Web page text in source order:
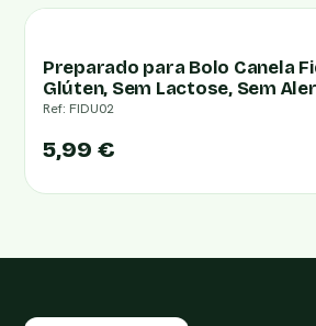
Preparado para Bolo Canela
Glúten, Sem Lactose, Sem
Ref: FIDU02
5,99 €